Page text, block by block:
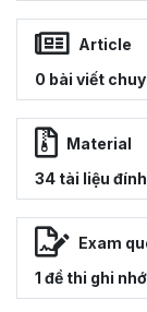
Article
0 bài viết
Material
34 tài liệu
Exam
1 đề thi ghi